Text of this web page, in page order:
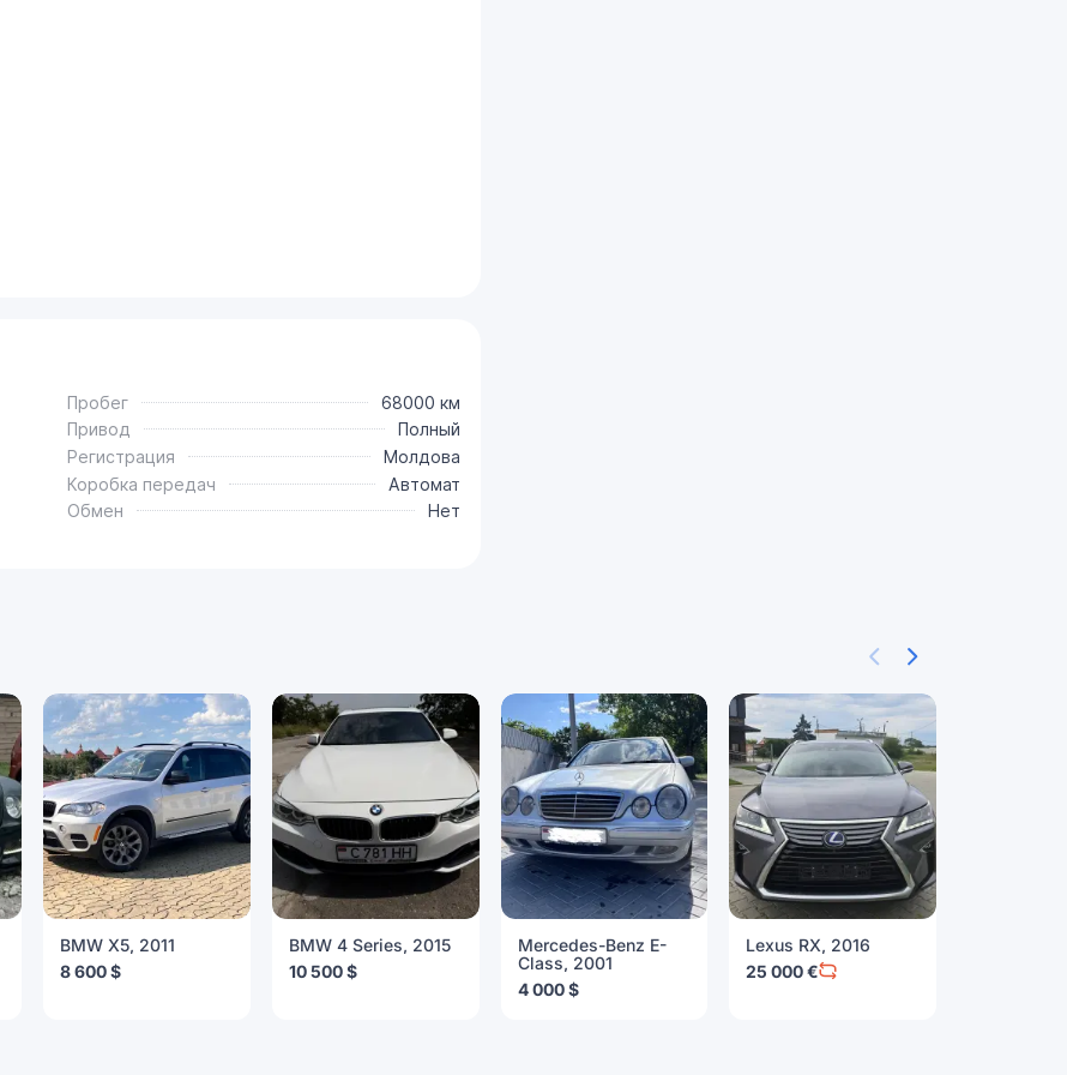
Пробег
68000 км
Привод
Полный
Регистрация
Молдова
Коробка передач
Автомат
Обмен
Нет
BMW X5, 2011
8 600 $
BMW 4 Series, 2015
10 500 $
Mercedes-Benz E-
Class, 2001
4 000 $
Lexus RX, 2016
25 000 €